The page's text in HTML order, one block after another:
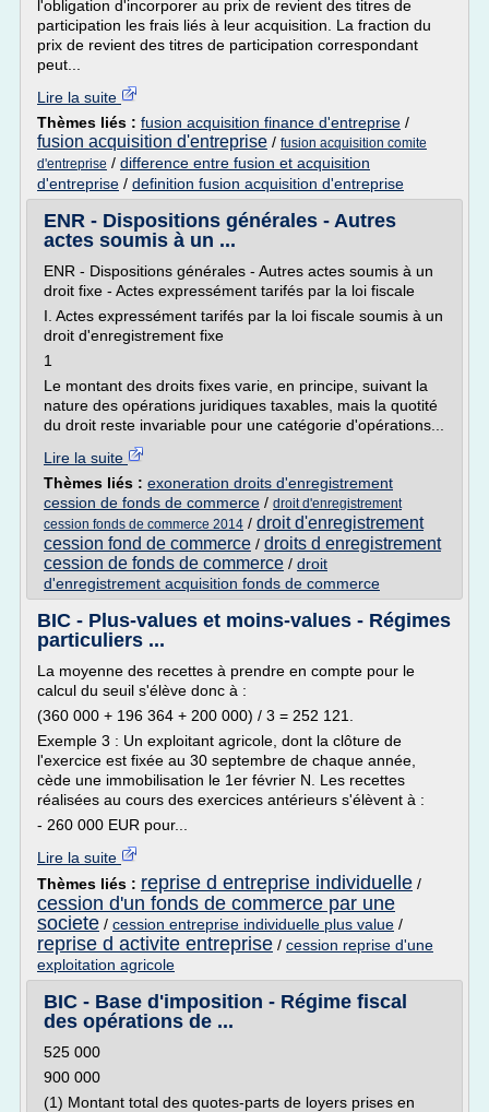
l'obligation d'incorporer au prix de revient des titres de
participation les frais liés à leur acquisition. La fraction du
prix de revient des titres de participation correspondant
peut...
Lire la suite
Thèmes liés : fusion acquisition finance d'entreprise /
fusion acquisition d'entreprise / fusion acquisition comite
d'entreprise / difference entre fusion et acquisition
d'entreprise / definition fusion acquisition d'entreprise
ENR - Dispositions générales - Autres
actes soumis à un ...
ENR - Dispositions générales - Autres actes soumis à un
droit fixe - Actes expressément tarifés par la loi fiscale
I. Actes expressément tarifés par la loi fiscale soumis à un
droit d'enregistrement fixe
1
Le montant des droits fixes varie, en principe, suivant la
nature des opérations juridiques taxables, mais la quotité
du droit reste invariable pour une catégorie d'opérations...
Lire la suite
Thèmes liés : exoneration droits d'enregistrement
cession de fonds de commerce / droit d'enregistrement
cession fonds de commerce 2014 / droit d'enregistrement
cession fond de commerce / droits d enregistrement
cession de fonds de commerce / droit
d'enregistrement acquisition fonds de commerce
BIC - Plus-values et moins-values - Régimes
particuliers ...
La moyenne des recettes à prendre en compte pour le
calcul du seuil s'élève donc à :
(360 000 + 196 364 + 200 000) / 3 = 252 121.
Exemple 3 : Un exploitant agricole, dont la clôture de
l'exercice est fixée au 30 septembre de chaque année,
cède une immobilisation le 1er février N. Les recettes
réalisées au cours des exercices antérieurs s'élèvent à :
- 260 000 EUR pour...
Lire la suite
Thèmes liés : reprise d entreprise individuelle /
cession d'un fonds de commerce par une
societe / cession entreprise individuelle plus value /
reprise d activite entreprise / cession reprise d'une
exploitation agricole
BIC - Base d'imposition - Régime fiscal
des opérations de ...
525 000
900 000
(1) Montant total des quotes-parts de loyers prises en